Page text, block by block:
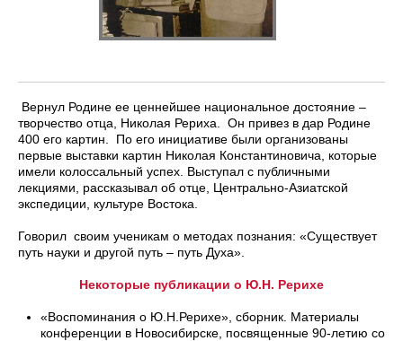
Вернул Родине ее ценнейшее национальное достояние –
творчество отца, Николая Рериха. Он привез в дар Родине
400 его картин. По его инициативе были организованы
первые выставки картин Николая Константиновича, которые
имели колоссальный успех. Выступал с публичными
лекциями, рассказывал об отце, Центрально-Азиатской
экспедиции, культуре Востока.
Говорил своим ученикам о методах познания: «Существует
путь науки и другой путь – путь Духа».
Некоторые публикации о Ю.Н. Рерихе
«Воспоминания о Ю.Н.Рерихе», сборник. Материалы
конференции в Новосибирске, посвященные 90-летию со